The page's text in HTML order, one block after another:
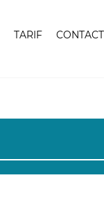
TARIF CONTACT